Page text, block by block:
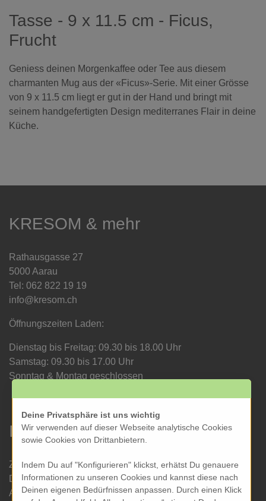
Tasse - 9 x 11.5 cm - Ficus,
Frucht
Geniess deinen Morgenkaffee oder Tee aus diesem
charmanten Mug aus der «Ficus»-Serie. Mit einer Grösse
von 9 x 11.5 cm liegt er gut in der Hand und bringt mit
seinem handgefertigten Design mediterranes Flair in deine
Küche.
KRESOM & mehr
Rathausgasse 27
5000 Aarau
Tel: 062 822 19 19
info@kresom.ch
Öffnungszeiten Laden:
Dienstag bis Freitag: 09.30 bis 18.00 Uhr
Samstag: 09.30 bis 17.00 Uhr
Sonntag & Montag geschlossen
Informationen
Zahlung und Versand
Datenschutz
AGB
Deine Privatsphäre ist uns wichtig
Wir verwenden auf dieser Webseite analytische Cookies
sowie Cookies von Drittanbietern.
Indem Du auf "Konfigurieren" klickst, erhätst Du genauere
Informationen zu unseren Cookies und kannst diese nach
Deinen eigenen Bedürfnissen anpassen. Durch einen Klick